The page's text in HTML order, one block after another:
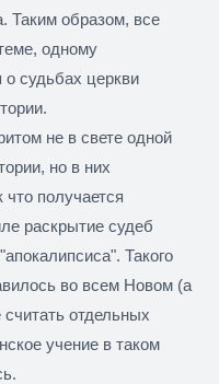
Таким образом, все
одному
о судьбах церкви
не в свете одной
но в них
получается
раскрытие судеб
Такого
во всем Новом (а
отдельных
учение в таком